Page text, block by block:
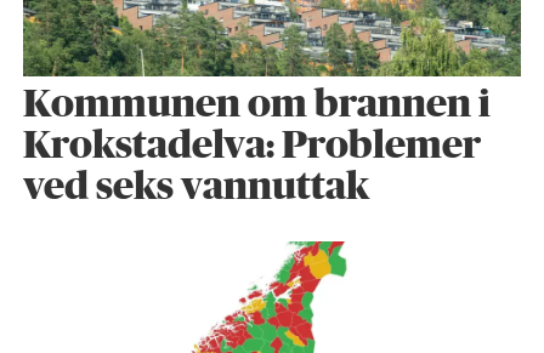
Kommunen om brannen i
Krokstadelva: Problemer
ved seks vannuttak